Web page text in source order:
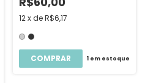
12 xdeR$6,17
COMPRAR 1 em estoque